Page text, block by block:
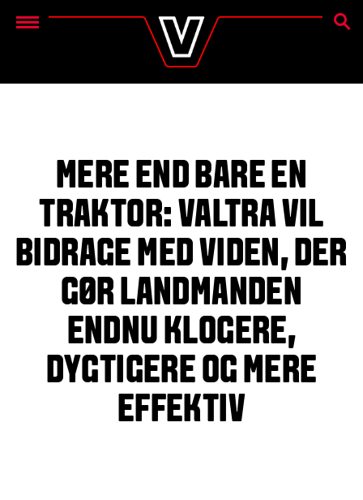
Menu
SØG
MERE END BARE EN
TRAKTOR: VALTRA VIL
BIDRAGE MED VIDEN, DER
GØR LANDMANDEN
ENDNU KLOGERE,
DYGTIGERE OG MERE
EFFEKTIV